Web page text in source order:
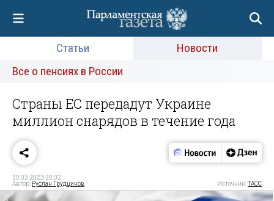
Статьи
Новости
Все о пенсиях в России
Страны ЕС передадут Украине
миллион снарядов в течение года
20.03.2023 20:02
Автор: Руслан Грудцинов Источник:ТАСС